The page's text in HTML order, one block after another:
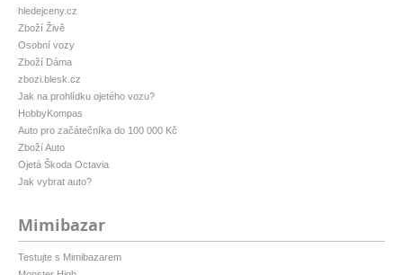
hledejceny.cz
Zboží Živě
Osobní vozy
Zboží Dáma
zbozi.blesk.cz
Jak na prohlídku ojetého vozu?
HobbyKompas
Auto pro začátečníka do 100 000 Kč
Zboží Auto
Ojetá Škoda Octavia
Jak vybrat auto?
Mimibazar
Testujte s Mimibazarem